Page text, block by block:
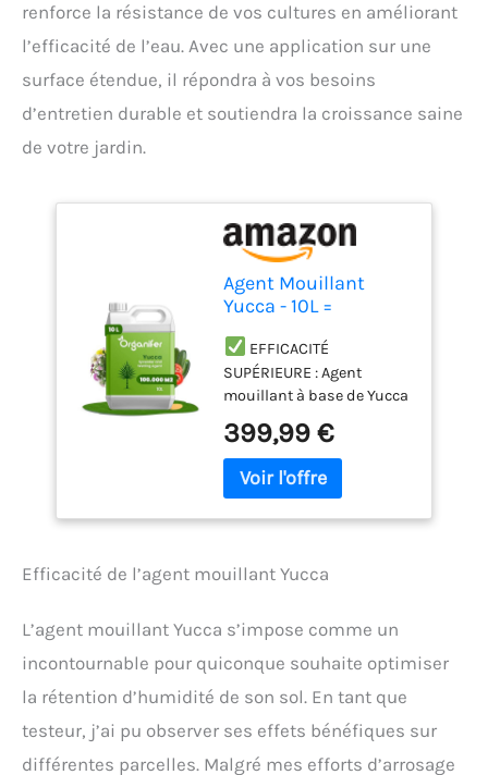
renforce la résistance de vos cultures en améliorant
l’efficacité de l’eau. Avec une application sur une
surface étendue, il répondra à vos besoins
d’entretien durable et soutiendra la croissance saine
de votre jardin.
Agent Mouillant
Yucca - 10L =
EFFICACITÉ
SUPÉRIEURE : Agent
mouillant à base de Yucca
absorption de l'eau et des
nutriments dans le sol.
UTILISATION
quantité pour traiter de
efficacement.
L'IRRIGATION : Réduit le
ruissellement de l'eau,
l'irrigation et diminuant
les besoins en eau.
399,99 €
Efficacité de l’agent mouillant Yucca
L’agent mouillant Yucca s’impose comme un
incontournable pour quiconque souhaite optimiser
la rétention d’humidité de son sol. En tant que
testeur, j’ai pu observer ses effets bénéfiques sur
différentes parcelles. Malgré mes efforts d’arrosage